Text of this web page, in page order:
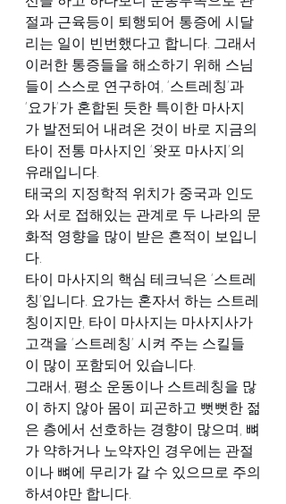
절과 근육등이 퇴행되어 통증에 시달
리는 일이 빈번했다고 합니다. 그래서
이러한 통증들을 해소하기 위해 스님
들이 스스로 연구하여, ‘스트레칭’과
‘요가’가 혼합된 듯한 특이한 마사지
가 발전되어 내려온 것이 바로 지금의
타이 전통 마사지인 ‘왓포 마사지’의
유래입니다.
태국의 지정학적 위치가 중국과 인도
와 서로 접해있는 관계로 두 나라의 문
화적 영향을 많이 받은 흔적이 보입니
다.
타이 마사지의 핵심 테크닉은 ‘스트레
칭’입니다. 요가는 혼자서 하는 스트레
칭이지만, 타이 마사지는 마사지사가
고객을 ‘스트레칭’ 시켜 주는 스킬들
이 많이 포함되어 있습니다.
그래서, 평소 운동이나 스트레칭을 많
이 하지 않아 몸이 피곤하고 뻣뻣한 젊
은 층에서 선호하는 경향이 많으며, 뼈
가 약하거나 노약자인 경우에는 관절
이나 뼈에 무리가 갈 수 있으므로 주의
하셔야만 합니다.